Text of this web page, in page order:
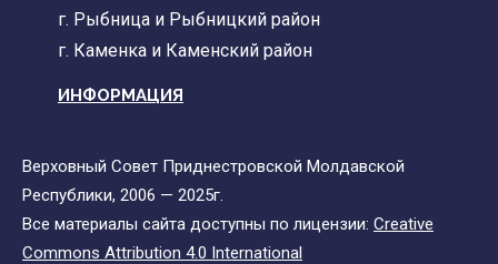
г. Рыбница и Рыбницкий район
г. Каменка и Каменский район
ИНФОРМАЦИЯ
Верховный Совет Приднестровской Молдавской
Республики, 2006 — 2025г.
Все материалы сайта доступны по лицензии: Creative
Commons Attribution 4.0 International